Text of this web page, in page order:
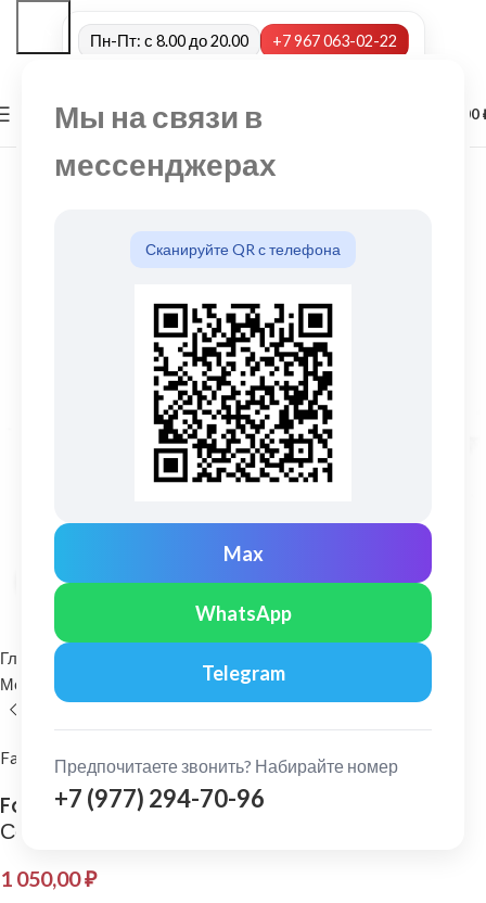
Мы на связи в
мессенджерах
Сканируйте QR с телефона
Max
WhatsApp
Telegram
Предпочитаете звонить? Набирайте номер
+7 (977) 294-70-96
Пн-Пт: с 8.00 до 20.00 +7 967 063-02-22
МЕНЮ 0,00
Нажмите, чтобы увеличить
Главная
Металлические водосточные системы
FarAcs
FarAcs: Угол желоба универсальный 135 гр.
Серый
1 050,00₽